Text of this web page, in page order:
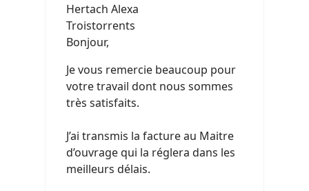
Hertach Alexa
Troistorrents
Bonjour,
Je vous remercie beaucoup pour
votre travail dont nous sommes
très satisfaits.
J’ai transmis la facture au Maitre
d’ouvrage qui la réglera dans les
meilleurs délais.